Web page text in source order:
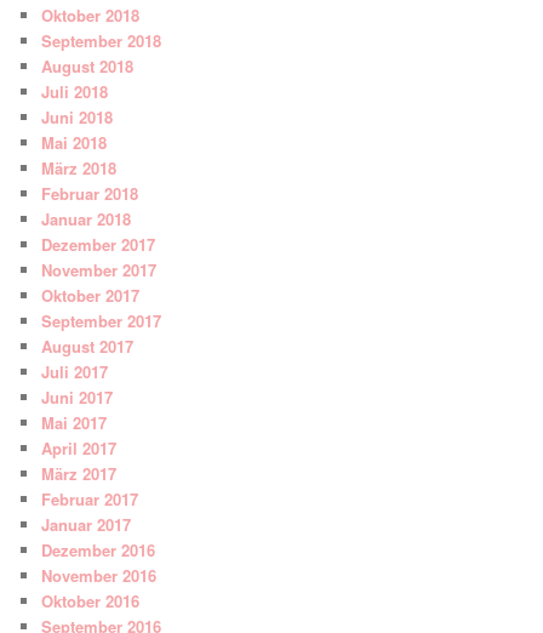
Oktober 2018
September 2018
August 2018
Juli 2018
Juni 2018
Mai 2018
März 2018
Februar 2018
Januar 2018
Dezember 2017
November 2017
Oktober 2017
September 2017
August 2017
Juli 2017
Juni 2017
Mai 2017
April 2017
März 2017
Februar 2017
Januar 2017
Dezember 2016
November 2016
Oktober 2016
September 2016